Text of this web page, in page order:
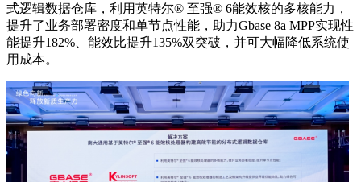
式逻辑数据仓库，利用英特尔®️ 至强®️ 6能效核的多核能力，
提升了业务部署密度和单节点性能，助力Gbase 8a MPP实现性
能提升182%、能效比提升135%双突破，并可大幅降低系统使
用成本。